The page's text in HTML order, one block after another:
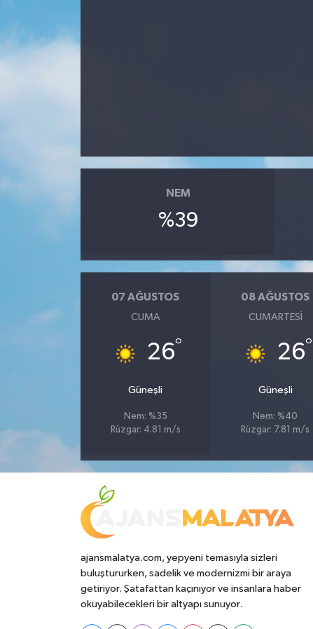
NEM
%39
07 AĞUSTOS
CUMA
26°
Güneşli
Nem: %35
Rüzgar: 4.81 m/s
08 AĞUSTOS
CUMARTESI
26°
Güneşli
Nem: %40
Rüzgar: 7.81 m/s
ajansmalatya.com, yepyeni temasıyla sizleri
buluştururken, sadelik ve modernizmi bir araya
getiriyor. Şatafattan kaçınıyor ve insanlara haber
okuyabilecekleri bir altyapı sunuyor.